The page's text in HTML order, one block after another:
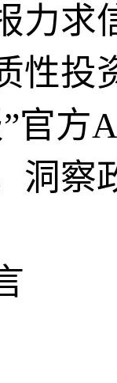
力求
性投
官方
洞察